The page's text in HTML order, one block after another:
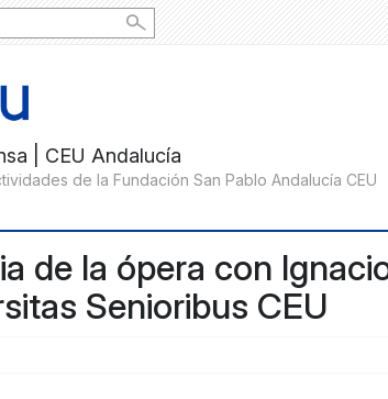
de la ópera con
Senioribus CEU